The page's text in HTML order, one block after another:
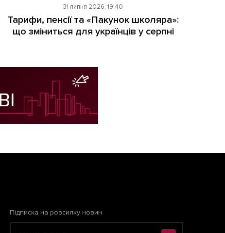
31 липня 2026, 19:40
Тарифи, пенсії та «Пакунок школяра»:
що зміниться для українців у серпні
Підписка на розсилку новин